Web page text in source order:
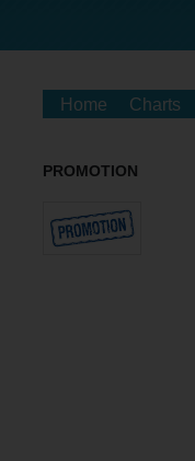
Home Charts
PROMOTION